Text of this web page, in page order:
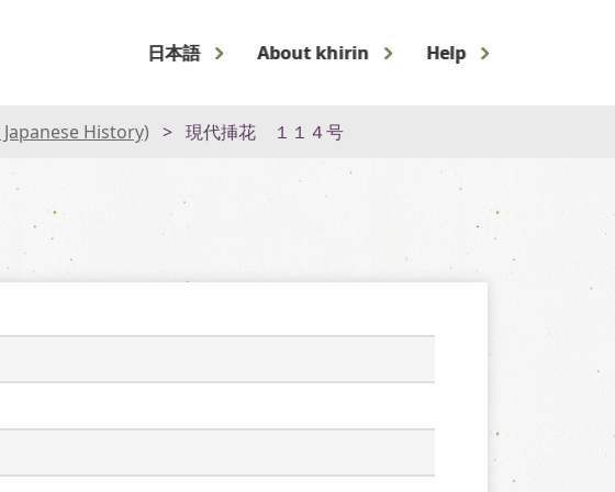
日本語 About khirin Help
History) 現代挿花 １１４号